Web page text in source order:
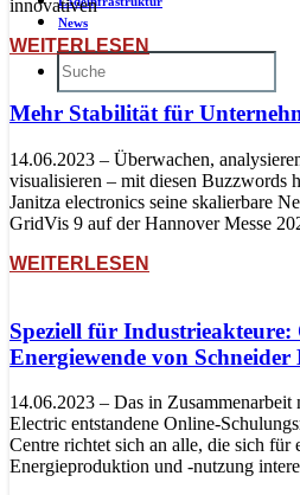
News
innovativen
WEITERLESEN
Mehr Stabilität für
14.06.2023 – Überwachen,
visualisieren – mit diesen Buzzwords
Janitza electronics seine skalierbare
GridVis 9 auf der Hannover Messe
WEITERLESEN
Speziell für
Energiewende von Schneider
14.06.2023 – Das in
Electric entstandene Online-
Centre richtet sich an alle, die sich für
Energieproduktion und -nutzung